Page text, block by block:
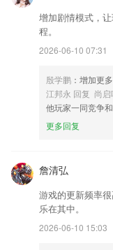
优化字词典功能，可以
感谢您的使用，如有建
优化体育游UI，选择旅游
升级推送库。
上线疫情一站查询平台
联系我们
行优化修改。
增加剧情模式，
程。
2026-06-10 07:31
殷学鹏 ：增加更
江邦永 回复 尚启
他玩家一同竞争
更多回复
詹清弘
游戏的更新频率
乐在其中。
2026-06-10 15:03